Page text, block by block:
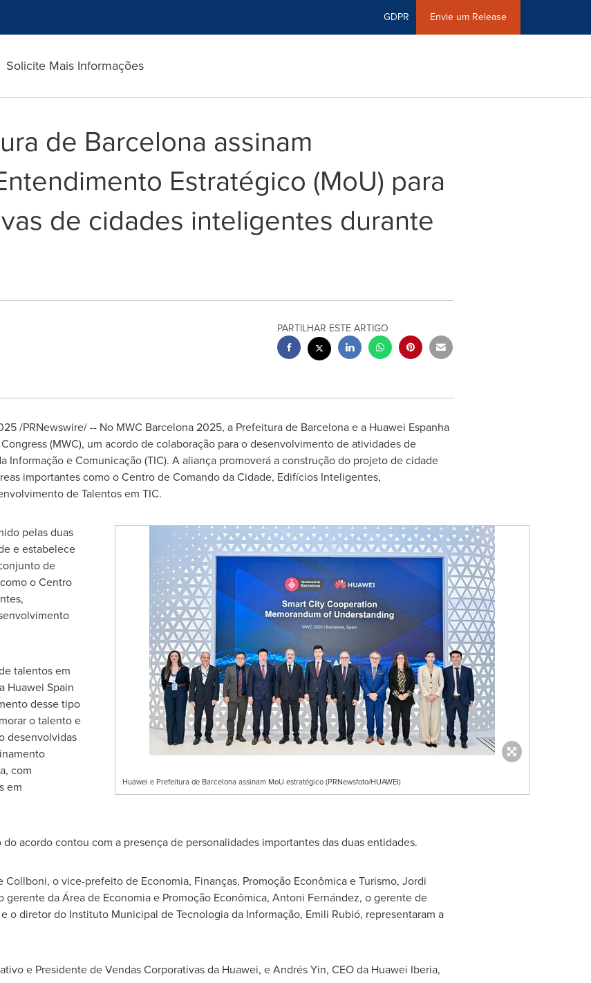
GDPR Envie um Release
Solicite Mais Informações
de Barcelona assinam
Estratégico (MoU) para
de cidades inteligentes durante
PARTILHAR ESTE ARTIGO
/PRNewswire/ -- No MWC Barcelona 2025, a Prefeitura de Barcelonae a Huawei Espanha
(MWC), um acordo de colaboração para o desenvolvimento de atividades de
Informação e Comunicação (TIC). A aliança promoverá a construção do projeto de cidade
importantes como oCentro de Comando da Cidade, Edifícios Inteligentes,
de Talentos em TIC.
Huawei e Prefeitura de Barcelona assinam MoU estratégico (PRNewsfoto/HUAWEI)
pelas duas
e estabelece
de
oCentro
talentos em
Huawei Spain
desse tipo
o talento e
desenvolvidas
com
em
acordo contou com a presença de personalidades importantes das duas entidades.
Collboni, o vice-prefeito de Economia, Finanças, Promoção Econômica e Turismo, Jordi
gerente da Área de Economia e Promoção Econômica, Antoni Fernández, o gerente de
o diretor do Instituto Municipal de Tecnologia da Informação, Emili Rubió, representaram a
e Presidente de Vendas Corporativas da Huawei, e Andrés Yin, CEO da Huawei Iberia,